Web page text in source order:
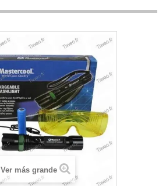
Ver más grande